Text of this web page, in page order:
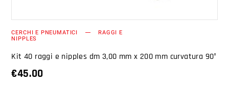
CERCHI E PNEUMATICI RAGGI E
NIPPLES
Kit 40 raggi e nipples dm 3,00 mm x 200 mm curvatura 90°
€45.00